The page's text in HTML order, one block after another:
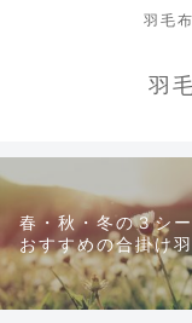
羽毛
羽
春・秋・冬の３シ
おすすめの合掛け羽
について